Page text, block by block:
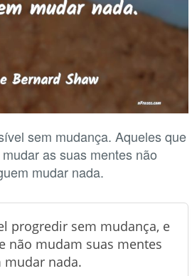
sem mudança. Aqueles que
as suas mentes não
mudar nada.
progredir sem mudança, e
não mudam suas mentes
mudar nada.